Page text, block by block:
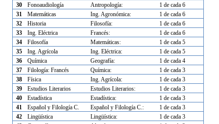
30
Fonoaudiología Antropología:
1 de cada 6
31
Matemáticas Ing. Agronómica:
1 de cada 6
32
Historia Filosofía:
1 de cada 6
33
Ing. Eléctrica Francés:
1 de cada 6
34
Filosofía Matemáticas:
1 de cada 5
35
Ing. Agrícola Ing. Eléctrica:
1 de cada 5
36
Química Geografía:
1 de cada 4
37
Filología: Francés Química:
1 de cada 3
38
Física Ing. Agrícola:
1 de cada 3
39
Estudios Literarios Estudios Literarios:
1 de cada 3
40
Estadística Estadística:
1 de cada 3
41
Español y Filología C. Español y Filología C.:
1 de cada 3
42
Lingüística Lingüística:
1 de cada 3